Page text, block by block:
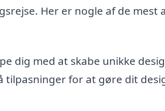
Her er nogle af de mest
dig med at skabe unikke
tilpasninger for at gøre dit